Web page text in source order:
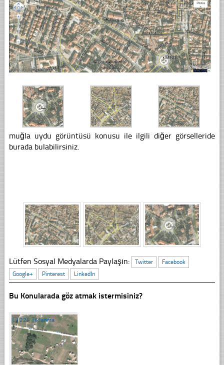
muğla uydu görüntüsü konusu ile ilgili diğer görselleride
burada bulabilirsiniz.
Lütfen Sosyal Medyalarda Paylaşın: Twitter
Facebook
Google+
Pinterest LinkedIn
Bu Konularada göz atmak istermisiniz?
☐224 Tıklanma